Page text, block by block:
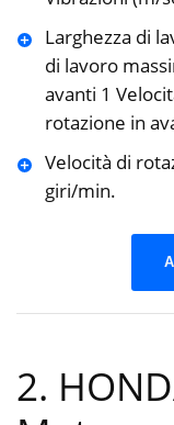
Larghezza di
di lavoro
avanti 1
rotazione in
Velocità di
giri/min.
2.